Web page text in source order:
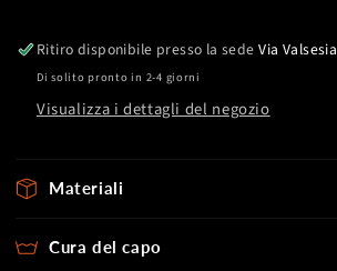
Ritiro disponibile presso la sedeVia Valsesia
Di solito pronto in 2-4 giorni
Visualizza i dettagli del negozio
Materiali
Cura del capo